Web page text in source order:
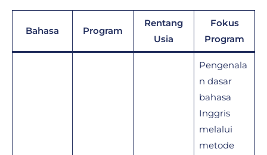
Bahasa Program
Rentang
Usia
Fokus
Program
Pengenala
n dasar
bahasa
Inggris
melalui
metode